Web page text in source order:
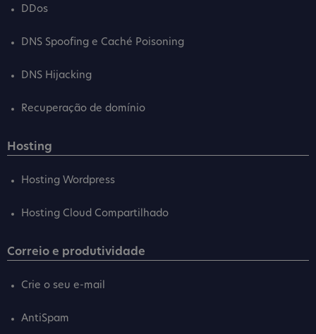
DDos
DNS Spoofing e Caché Poisoning
DNS Hijacking
Recuperação de domínio
Hosting
Hosting Wordpress
Hosting Cloud Compartilhado
Correio e produtividade
Crie o seu e-mail
AntiSpam